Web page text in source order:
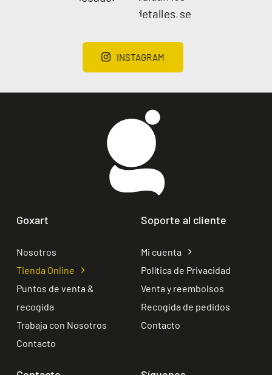
INSTAGRAM
Goxart
Nosotros
Tienda Online
Puntos de venta &
recogida
Trabaja con Nosotros
Contacto
Soporte al cliente
Mi cuenta
Política de Privacidad
Venta y reembolsos
Recogida de pedidos
Contacto